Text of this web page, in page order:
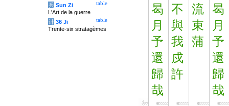
曷
月
予
還
歸
哉
不
與
我
戍
許
流
束
蒲
曷
月
予
還
歸
哉
table
兵 Sun Zi
L'Art de la guerre
table
计 36 Ji
Trente-six stratagèmes